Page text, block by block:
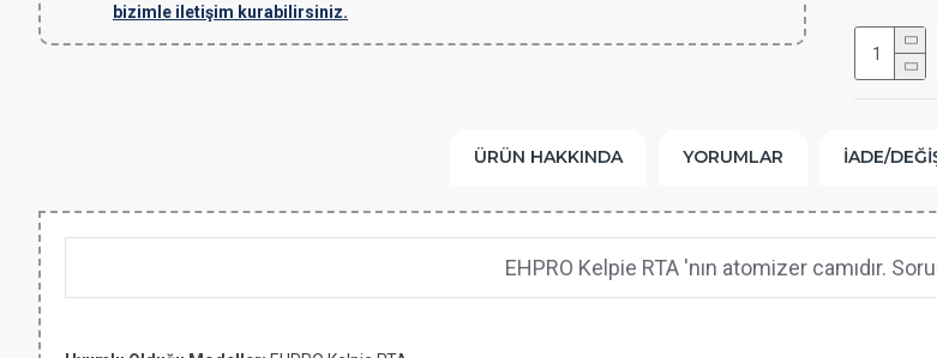
bizimle iletişim kurabilirsiniz.
ÜRÜN HAKKINDA YORUMLAR İADE/
EHPRO Kelpie RTA 'nın atomizer camıdır.